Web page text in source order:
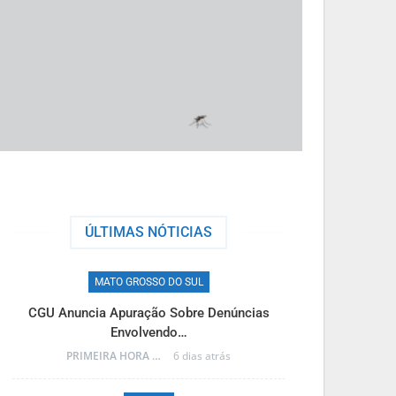
ÚLTIMAS NÓTICIAS
MATO GROSSO DO SUL
CGU Anuncia Apuração Sobre Denúncias
Envolvendo…
PRIMEIRA HORA ONLINE 6 dias atrás